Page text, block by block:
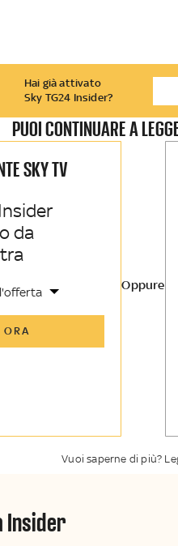
Hai già attivato
Sky TG24 Insider?
PUOI CONTINUARE A
SKY TV
da
ORA
Oppure
Vuoi saperne di più?
Insider